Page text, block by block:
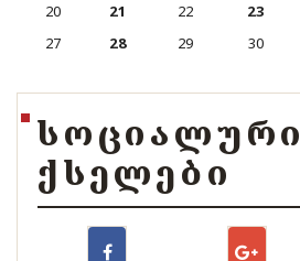
20
21 22 23
27
28 29 30
ᲡᲝᲪᲘᲐᲚᲣᲠᲘ
ᲥᲡᲔᲚᲔᲑᲘ